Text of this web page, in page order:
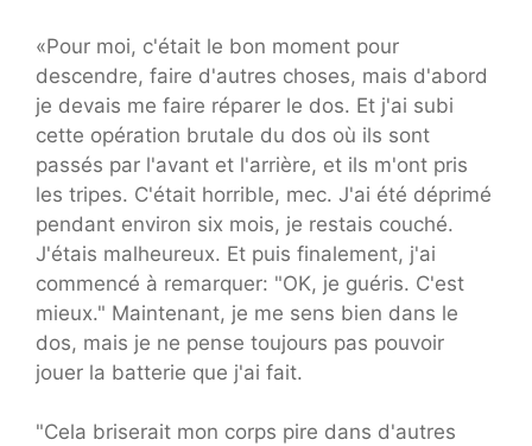
«Pour moi, c'était le bon moment pour
descendre, faire d'autres choses, mais d'abord
je devais me faire réparer le dos. Et j'ai subi
cette opération brutale du dos où ils sont
passés par l'avant et l'arrière, et ils m'ont pris
les tripes. C'était horrible, mec. J'ai été déprimé
pendant environ six mois, je restais couché.
J'étais malheureux. Et puis finalement, j'ai
commencé à remarquer: "OK, je guéris. C'est
mieux." Maintenant, je me sens bien dans le
dos, mais je ne pense toujours pas pouvoir
jouer la batterie que j'ai fait.
"Cela briserait mon corps pire dans d'autres